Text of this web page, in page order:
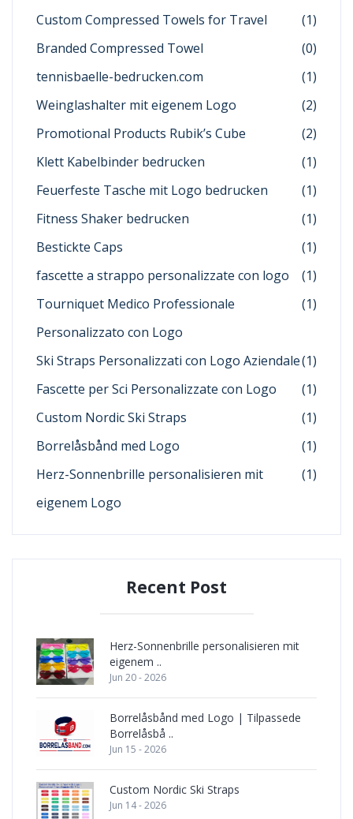
Custom Compressed Towels for Travel
(1)
Branded Compressed Towel
(0)
tennisbaelle-bedrucken.com
(1)
Weinglashalter mit eigenem Logo
(2)
Promotional Products Rubik’s Cube
(2)
Klett Kabelbinder bedrucken
(1)
Feuerfeste Tasche mit Logo bedrucken
(1)
Fitness Shaker bedrucken
(1)
Bestickte Caps
(1)
fascette a strappo personalizzate con logo
(1)
Tourniquet Medico Professionale
Personalizzato con Logo
(1)
Ski Straps Personalizzati con Logo Aziendale(1)
Fascette per Sci Personalizzate con Logo
(1)
Custom Nordic Ski Straps
(1)
Borrelåsbånd med Logo
(1)
Herz-Sonnenbrille personalisieren mit
eigenem Logo
(1)
Recent Post
Herz-Sonnenbrille personalisieren mit
eigenem ..
Jun 20 - 2026
Borrelåsbånd med Logo | Tilpassede
Borrelåsbå ..
Jun 15 - 2026
Custom Nordic Ski Straps
Jun 14 - 2026